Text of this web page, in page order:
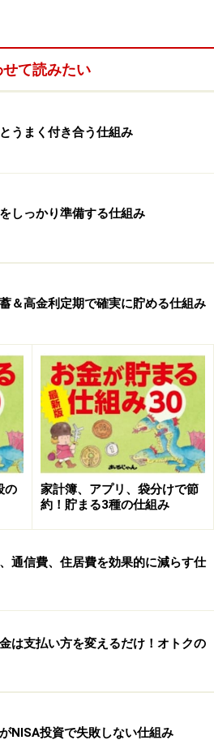
な支出も削減ができる
料はもっと浮く！！
いといったまとめ払いがトクで
の保険料を一括で支払えば、さ
す。その一括払いには「一時払
り、この両者は似ているようで
せて読みたい
うまく付き合う仕組み
しっかり準備する仕組み
＆高金利定期で確実に貯める仕組み
の
家計簿、アプリ、袋分けで節
約！貯まる3種の仕組み
通信費、住居費を効果的に減らす仕
は支払い方を変えるだけ！オトクの
NISA投資で失敗しない仕組み